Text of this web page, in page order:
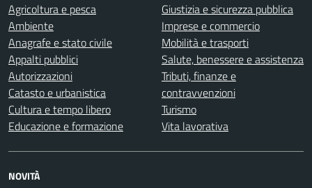
Agricoltura e pesca
Ambiente
Anagrafe e stato civile
Appalti pubblici
Autorizzazioni
Catasto e urbanistica
Cultura e tempo libero
Educazione e formazione
Giustizia e sicurezza pubblica
Imprese e commercio
Mobilità e trasporti
Salute, benessere e assistenza
Tributi, finanze e
contravvenzioni
Turismo
Vita lavorativa
NOVITÀ